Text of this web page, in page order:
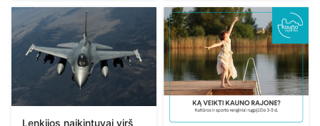
Lenkijos naikintuvai virš